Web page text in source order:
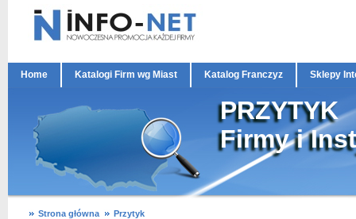
Home Katalogi Firm wg Miast Katalog Franczyz Sklepy
PRZYTYK
Firmy i
Strona główna Przytyk